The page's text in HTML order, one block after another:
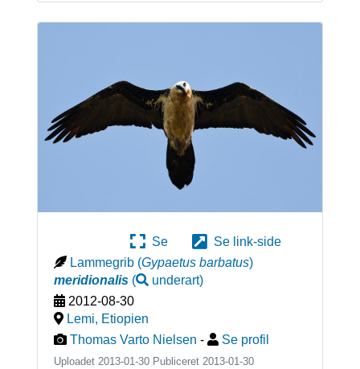
Se
Se link-side
Lammegrib (Gypaetus barbatus)
meridionalis( underart)
2012-08-30
Lemi, Etiopien
Thomas Varto Nielsen - Se profil
Uploadet 2013-01-30 Publiceret 2013-01-30